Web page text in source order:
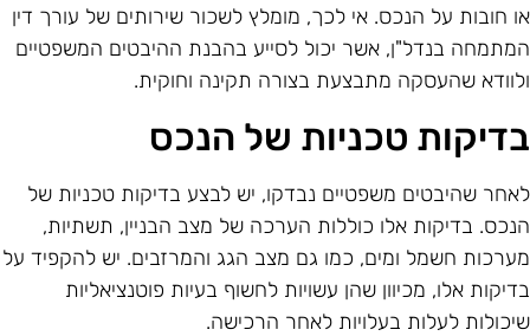
חובות על הנכס. אי לכך, מומלץ לשכור שירותים של עורך דין
בנדל"ן, אשר יכול לסייע בהבנת ההיבטים המשפטיים
שהעסקה מתבצעת בצורה תקינה וחוקית.
טכניות של הנכס
שהיבטים משפטיים נבדקו, יש לבצע בדיקות טכניות של
בדיקות אלו כוללות הערכה של מצב הבניין, תשתיות,
חשמל ומים, כמו גם מצב הגג והמרזבים. יש להקפיד על
אלו, מכיוון שהן עשויות לחשוף בעיות פוטנציאליות
לעלות בעלויות לאחר הרכישה.